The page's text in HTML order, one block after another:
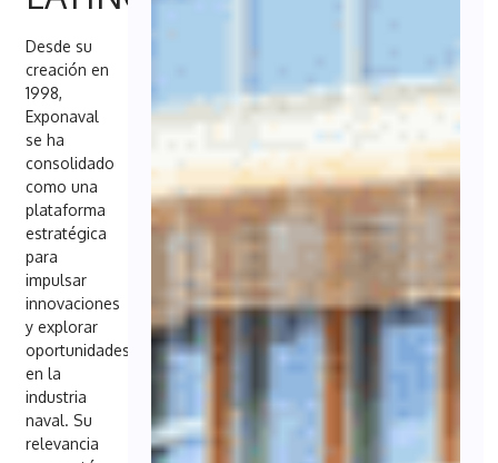
Desde su
creación en
1998,
Exponaval
se ha
consolidado
como una
plataforma
estratégica
para
impulsar
innovaciones
y explorar
oportunidades
en la
industria
naval. Su
relevancia